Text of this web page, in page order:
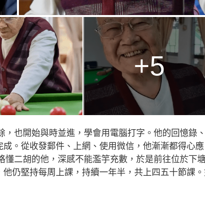
+5
也開始與時並進，學會用電腦打字。他的回憶錄
。從收發郵件、上網、使用微信，他漸漸都得心應
二胡的他，深感不能濫竽充數，於是前往位於下
仍堅持每周上課，持續一年半，共上四五十節課